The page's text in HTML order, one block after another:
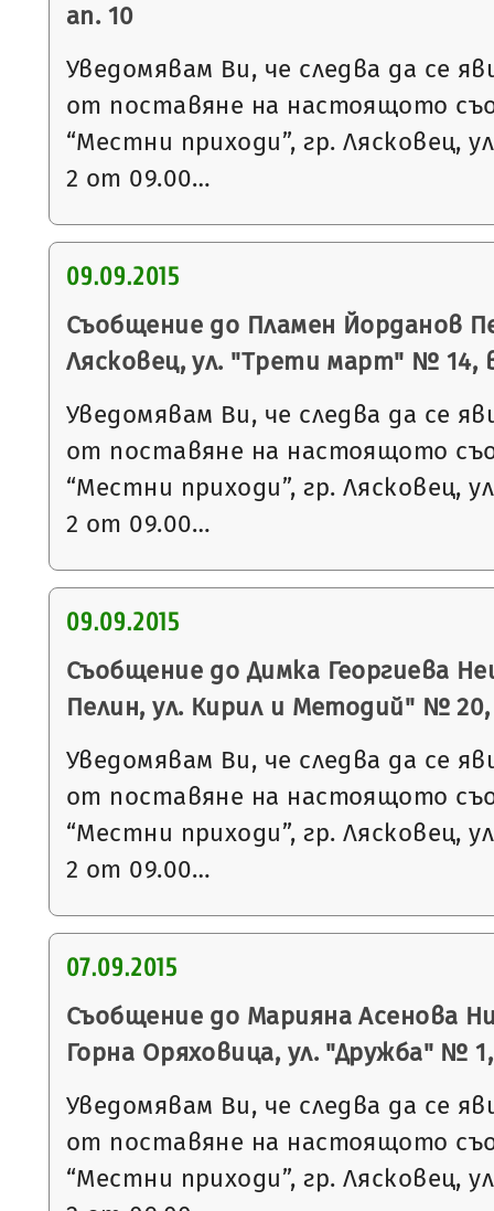
ап. 10
Уведомявам Ви, че следва да се
от поставяне на настоящото
“Местни приходи”, гр. Лясковец,
2 от 09.00…
09.09.2015
Съобщение до Пламен Йорданов
Лясковец, ул. "Трети март" № 14,
Уведомявам Ви, че следва да се
от поставяне на настоящото
“Местни приходи”, гр. Лясковец,
2 от 09.00…
09.09.2015
Съобщение до Димка Георгиева
Пелин, ул. Кирил и Методий" № 20,
Уведомявам Ви, че следва да се
от поставяне на настоящото
“Местни приходи”, гр. Лясковец,
2 от 09.00…
07.09.2015
Съобщение до Марияна Асенова
Горна Оряховица, ул. "Дружба" №
Уведомявам Ви, че следва да се
от поставяне на настоящото
“Местни приходи”, гр. Лясковец,